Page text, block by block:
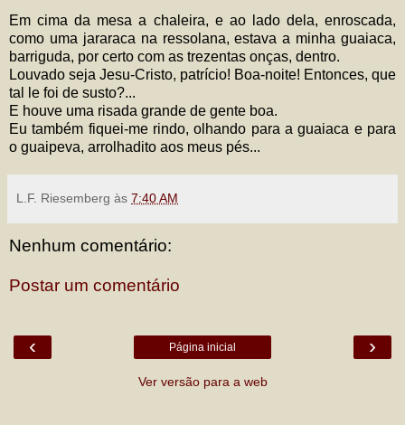
Em cima da mesa a chaleira, e ao lado dela, enroscada,
como uma jararaca na ressolana, estava a minha guaiaca,
barriguda, por certo com as trezentas onças, dentro.
Louvado seja Jesu-Cristo, patrício! Boa-noite! Entonces, que
tal le foi de susto?...
E houve uma risada grande de gente boa.
Eu também fiquei-me rindo, olhando para a guaiaca e para
o guaipeva, arrolhadito aos meus pés...
L.F. Riesemberg às 7:40 AM
Nenhum comentário:
Postar um comentário
‹ ›
Página inicial
Ver versão para a web